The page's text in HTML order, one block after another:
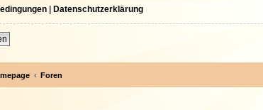
| Datenschutzerklärung
Foren